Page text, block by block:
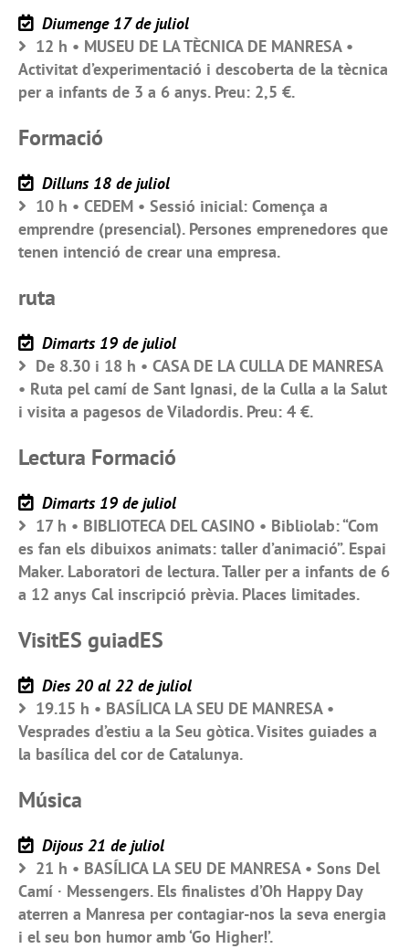
Diumenge 17 de juliol
12 h • MUSEU DE LA TÈCNICA DE MANRESA •
Activitat d’experimentació i descoberta de la tècnica
per a infants de 3 a 6 anys. Preu: 2,5 €.
Formació
Dilluns 18 de juliol
10 h • CEDEM • Sessió inicial: Comença a
emprendre (presencial). Persones emprenedores que
tenen intenció de crear una empresa.
ruta
Dimarts 19 de juliol
De 8.30 i 18 h • CASA DE LA CULLA DE MANRESA
• Ruta pel camí de Sant Ignasi, de la Culla a la Salut
i visita a pagesos de Viladordis. Preu: 4 €.
Lectura Formació
Dimarts 19 de juliol
17 h • BIBLIOTECA DEL CASINO • Bibliolab: “Com
es fan els dibuixos animats: taller d’animació”. Espai
Maker. Laboratori de lectura. Taller per a infants de 6
a 12 anys Cal inscripció prèvia. Places limitades.
VisitES guiadES
Dies 20 al 22 de juliol
19.15 h • BASÍLICA LA SEU DE MANRESA •
Vesprades d’estiu a la Seu gòtica. Visites guiades a
la basílica del cor de Catalunya.
Música
Dijous 21 de juliol
21 h • BASÍLICA LA SEU DE MANRESA • Sons Del
Camí · Messengers. Els finalistes d’Oh Happy Day
aterren a Manresa per contagiar-nos la seva energia
i el seu bon humor amb ‘Go Higher!’.